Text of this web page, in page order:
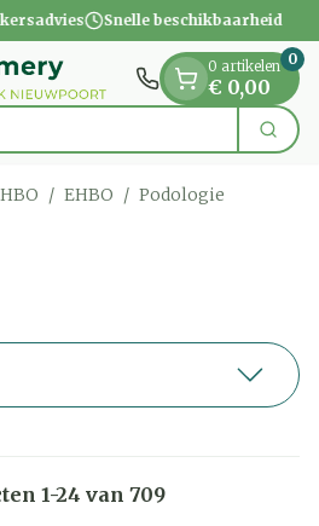
Snelle beschikbaarheid
Zoek
0 artikelen
€ 0,00
0
/ EHBO / Podologie
1-24 van 709